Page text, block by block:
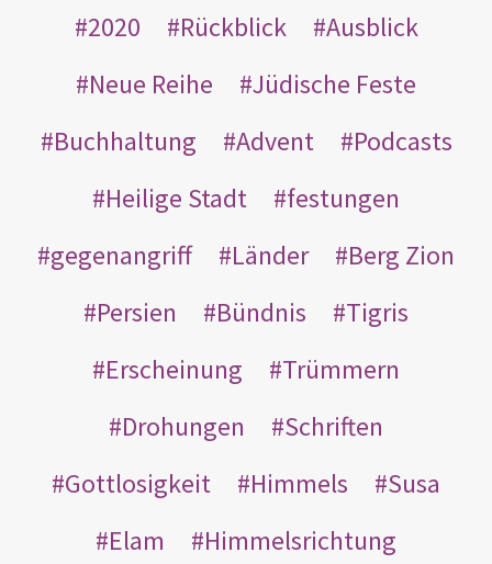
2020
Rückblick
Ausblick
Neue Reihe
Jüdische Feste
Buchhaltung
Advent
Podcasts
Heilige Stadt
festungen
gegenangriff
Länder
Berg Zion
Persien
Bündnis
Tigris
Erscheinung
Trümmern
Drohungen
Schriften
Gottlosigkeit
Himmels
Susa
Elam
Himmelsrichtung